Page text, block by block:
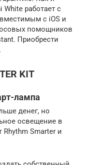
работает с
с iOS и
помощников
Приобрести
KIT
лампа
денег, но
освещение в
Smarter и